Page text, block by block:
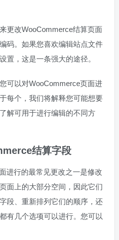
更改WooCommerce结算页面
码。如果您喜欢编辑站点文件
置，这是一条强大的途径。
可以对WooCommerce页面进
每个，我们将解释您可能想要
解可用于进行编辑的不同方
结算字段
进行的最常见更改之一是修改
面上的大部分空间，因此它们
段、重新排列它们的顺序，还
有几个选项可以进行。您可以